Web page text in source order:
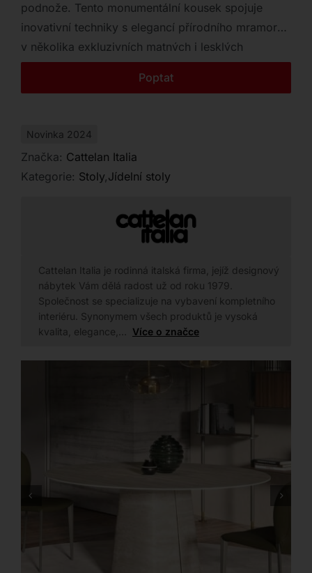
Outlet
Kontakt
podnože. Tento monumentální kousek spojuje
inovativní techniky s elegancí přírodního mramoru
v několika exkluzivních matných i lesklých
provedeních. Vyberte si ze dvou velkorysých
kruhových rozměrů a dopřejte svému interiéru
Poptat
Novinka 2024
Značka: Cattelan Italia
Kategorie: Stoly,Jídelní stoly
Cattelan Italia je rodinná italská firma, jejíž designový
nábytek Vám dělá radost už od roku 1979.
Společnost se specializuje na vybavení kompletního
interiéru. Synonymem všech produktů je vysoká
kvalita, elegance,… Více o značce